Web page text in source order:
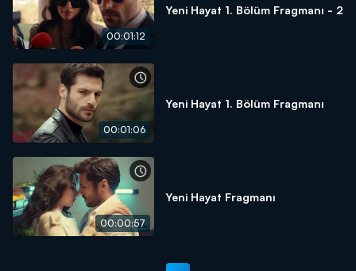
00:01:12
Yeni Hayat 1. Bölüm Fragmanı - 2
00:01:06
Yeni Hayat 1. Bölüm Fragmanı
00:00:57
Yeni Hayat Fragmanı